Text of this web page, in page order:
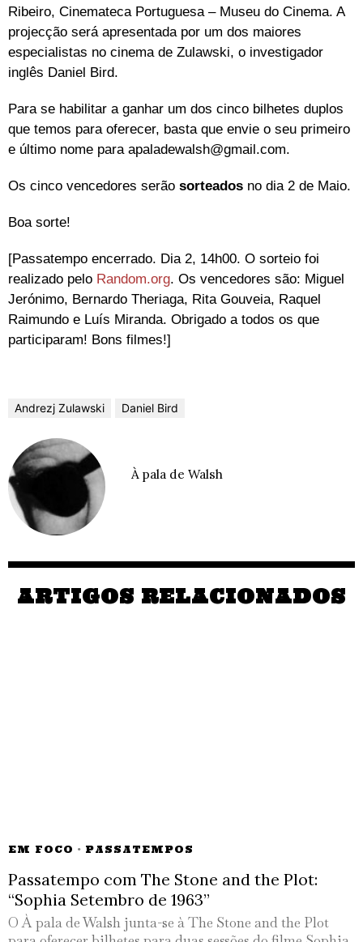
Ribeiro, Cinemateca Portuguesa – Museu do Cinema. A
projecção será apresentada por um dos maiores
especialistas no cinema de Zulawski, o investigador
inglês Daniel Bird.
Para se habilitar a ganhar um dos cinco bilhetes duplos
que temos para oferecer, basta que envie o seu primeiro
e último nome para apaladewalsh@gmail.com.
Os cinco vencedores serão sorteados no dia 2 de Maio.
Boa sorte!
[Passatempo encerrado. Dia 2, 14h00. O sorteio foi
realizado pelo Random.org. Os vencedores são: Miguel
Jerónimo, Bernardo Theriaga, Rita Gouveia, Raquel
Raimundo e Luís Miranda. Obrigado a todos os que
participaram! Bons filmes!]
Andrezj Zulawski Daniel Bird
À pala de Walsh
ARTIGOS RELACIONADOS
EM FOCO · PASSATEMPOS
Passatempo com The Stone and the Plot:
“Sophia Setembro de 1963”
O À pala de Walsh junta-se à The Stone and the Plot